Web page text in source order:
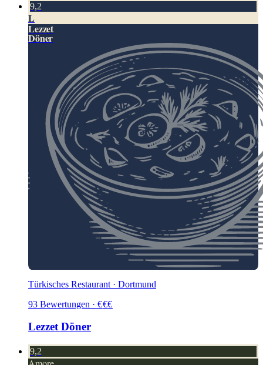
9,2
L
Lezzet
Döner
Türkisches Restaurant · Dortmund
93 Bewertungen · €€€
Lezzet Döner
9,2